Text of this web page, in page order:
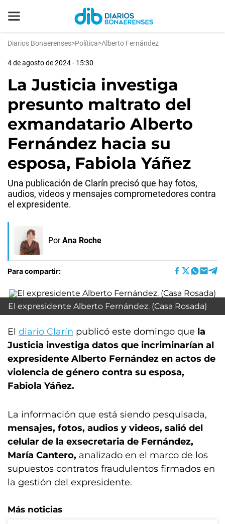
Diarios Bonaerenses>Política>Alberto Fernández
4 de agosto de 2024 - 15:30
La Justicia investiga
presunto maltrato del
exmandatario Alberto
Fernández hacia su
esposa, Fabiola Yáñez
Una publicación de Clarín precisó que hay fotos,
audios, videos y mensajes comprometedores contra
el expresidente.
Por Ana Roche
Para compartir:
El expresidente Alberto Fernández. (Casa Rosada)
El diario Clarín publicó este domingo que la
Justicia investiga datos que incriminarían al
expresidente Alberto Fernández en actos de
violencia de género contra su esposa,
Fabiola Yáñez.
La información que está siendo pesquisada,
mensajes, fotos, audios y videos, salió del
celular de la exsecretaria de Fernández,
María Cantero, analizado en el marco de los
supuestos contratos fraudulentos firmados en
la gestión del expresidente.
Más noticias